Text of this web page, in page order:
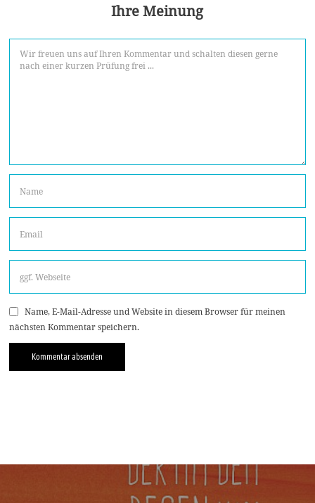
Ihre Meinung
Name, E-Mail-Adresse und Website in diesem Browser für meinen
nächsten Kommentar speichern.